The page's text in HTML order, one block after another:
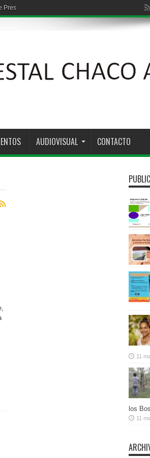
Mínimos de Protección Ambiental de
AUDIOVISUAL CONTACTO
11
los
11